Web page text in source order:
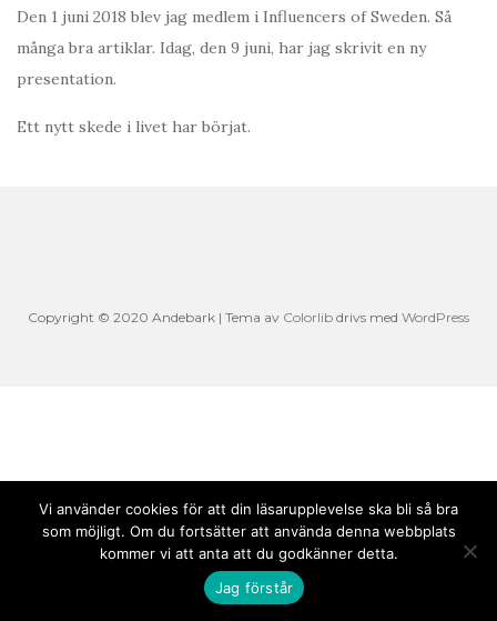
Den 1 juni 2018 blev jag medlem i Influencers of Sweden. Så
många bra artiklar. Idag, den 9 juni, har jag skrivit en ny
presentation.
Ett nytt skede i livet har börjat.
Copyright © 2020 Andebark | Tema av Colorlib drivs med WordPress
Vi använder cookies för att din läsarupplevelse ska bli så bra
som möjligt. Om du fortsätter att använda denna webbplats
kommer vi att anta att du godkänner detta.
Jag förstår